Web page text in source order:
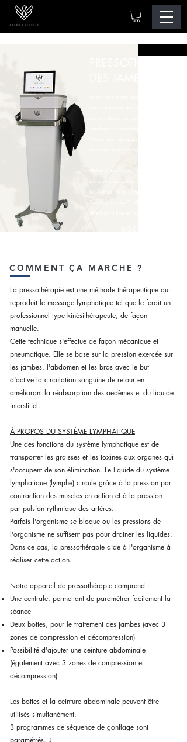
Grâce à ses bottes, notre machine de
pressothérapie des jambes agit sur
les veines, la cellulite et l'effet
"jambes lourdes", afin d'éliminer la
rétention d'eau et les toxines.
COMMENT ÇA MARCHE ?
La pressothérapie est une méthode thérapeutique qui
reproduit le massage lymphatique tel que le ferait un
professionnel type kinésithérapeute, de façon
manuelle.
Cette technique s'effectue de façon mécanique et
pneumatique. Elle se base sur la pression exercée sur
les jambes, l'abdomen et les bras avec le but
d'active la circulation sanguine de retour en
améliorant la réabsorption des oedèmes et du liquide
interstitiel.
À PROPOS DU SYSTÈME LYMPHATIQUE
Une des fonctions du système lymphatique est de
transporter les graisses et les toxines aux organes qui
s'occupent de son élimination. Le liquide du système
lymphatique (lymphe) circule grâce à la pression par
contraction des muscles en action et à la pression
par pulsion rythmique des artères.
Parfois l'organisme se bloque ou les pressions de
l'organisme ne suffisent pas pour drainer les liquides.
Dans ce cas, la pressothérapie aide à l'organisme à
réaliser cette action.
Notre appareil de pressothérapie comprend :
Une centrale, permettant de paramétrer facilement la
séance
Deux bottes, pour le traitement des jambes (avec 3
zones de compression et décompression)
Possibilité d'ajouter une ceinture abdominale
(également avec 3 zones de compression et
décompression)
Les bottes et la ceinture abdominale peuvent être
utilisés simultanément.
3 programmes de séquence de gonflage sont